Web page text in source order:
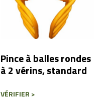
Pince à balles rondes
à 2 vérins, standard
VÉRIFIER >